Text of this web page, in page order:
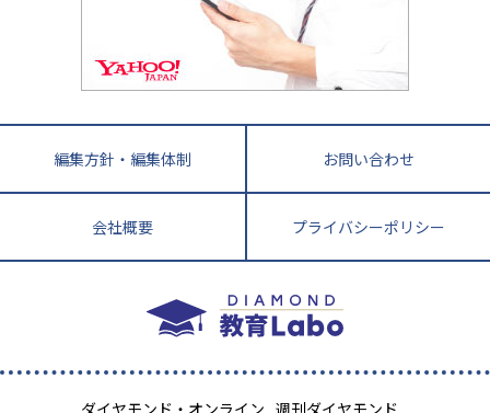
長崎県 熊本県
鹿児島県 沖縄県
教育ジャーナリストが徹底解説！ 大学受験の羅
編集方針・編集体制 お問い合わせ
会社概要 プライバシーポリシー
ダイヤモンド・オンライン 週刊ダイヤモンド